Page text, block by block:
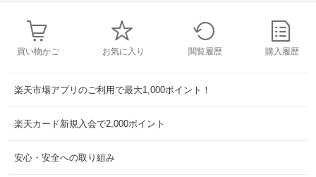
買い物かご お気に入り 閲覧履歴 購入履歴
楽天市場アプリのご利用で最大1,000ポイント！
楽天カード新規入会で2,000ポイント
安心・安全への取り組み